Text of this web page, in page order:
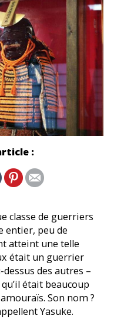
:
classe de guerriers
entier, peu de
atteint une telle
était un guerrier
des autres –
était beaucoup
Son nom ?
Yasuke.